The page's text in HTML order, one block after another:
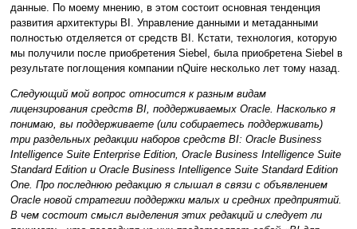
данные. По моему мнению, в этом состоит основная тенденция
развития архитектуры BI. Управление данными и метаданными
полностью отделяется от средств BI. Кстати, технология, которую
мы получили после приобретения Siebel, была приобретена Siebel в
результате поглощения компании nQuire несколько лет тому назад.
Следующий мой вопрос относится к разным видам
лицензирования средств BI, поддерживаемых Oracle. Насколько я
понимаю, вы поддерживаете (или собираетесь поддерживать)
три раздельных редакции наборов средств BI: Oracle Business
Intelligence Suite Enterprise Edition, Oracle Business Intelligence Suite
Standard Edition и Oracle Business Intelligence Suite Standard Edition
One. Про последнюю редакцию я слышал в связи с объявлением
Oracle новой стратегии поддержки малых и средних предприятий.
В чем состоит смысл выделения этих редакций и следует ли